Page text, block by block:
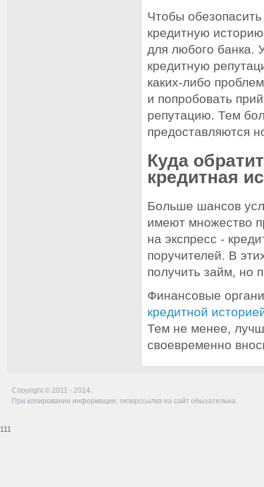
Чтобы
кредитную
для любого банка.
кредитную
каких-либо
и попробовать
репутацию. Тем
предоставляются
Куда
кредитная
Больше шансов
имеют множество
на экспресс -
поручителей. В
получить займ, но
Финансовые
кредитной
Тем не менее,
своевременно
Copyright © 2011 - 2014.
При копировании информации, гиперссылка на сайт обызательна.
111